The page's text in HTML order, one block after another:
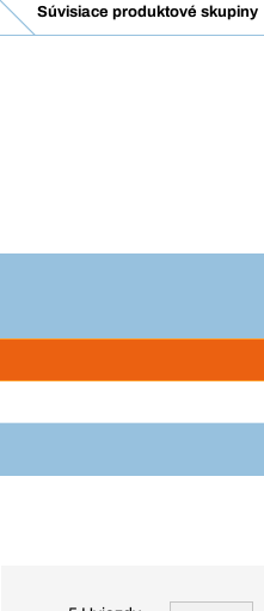
Súvisiace produktové skupiny